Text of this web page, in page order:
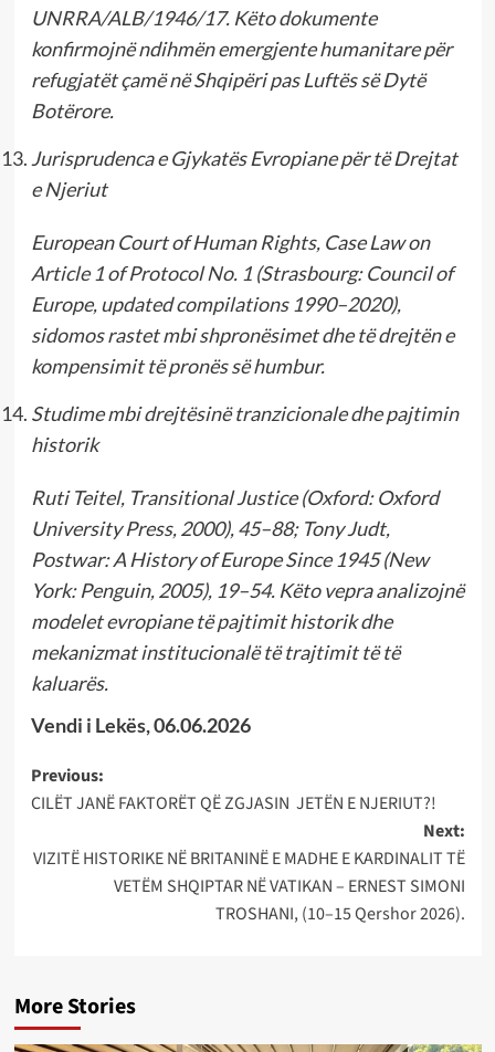
UNRRA/ALB/1946/17. Këto dokumente
konfirmojnë ndihmën emergjente humanitare për
refugjatët çamë në Shqipëri pas Luftës së Dytë
Botërore.
Jurisprudenca e Gjykatës Evropiane për të Drejtat
e Njeriut
European Court of Human Rights, Case Law on
Article 1 of Protocol No. 1 (Strasbourg: Council of
Europe, updated compilations 1990–2020),
sidomos rastet mbi shpronësimet dhe të drejtën e
kompensimit të pronës së humbur.
Studime mbi drejtësinë tranzicionale dhe pajtimin
historik
Ruti Teitel, Transitional Justice (Oxford: Oxford
University Press, 2000), 45–88; Tony Judt,
Postwar: A History of Europe Since 1945 (New
York: Penguin, 2005), 19–54. Këto vepra analizojnë
modelet evropiane të pajtimit historik dhe
mekanizmat institucionalë të trajtimit të të
kaluarës.
Vendi i Lekës, 06.06.2026
Post
navigation
Previous:
CILËT JANË FAKTORËT QË ZGJASIN JETËN E NJERIUT?!
Next:
VIZITË HISTORIKE NË BRITANINË E MADHE E KARDINALIT TË
VETËM SHQIPTAR NË VATIKAN – ERNEST SIMONI
TROSHANI, (10–15 Qershor 2026).
More Stories